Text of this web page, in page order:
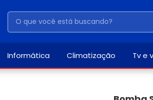
Informática Climatização Tv e